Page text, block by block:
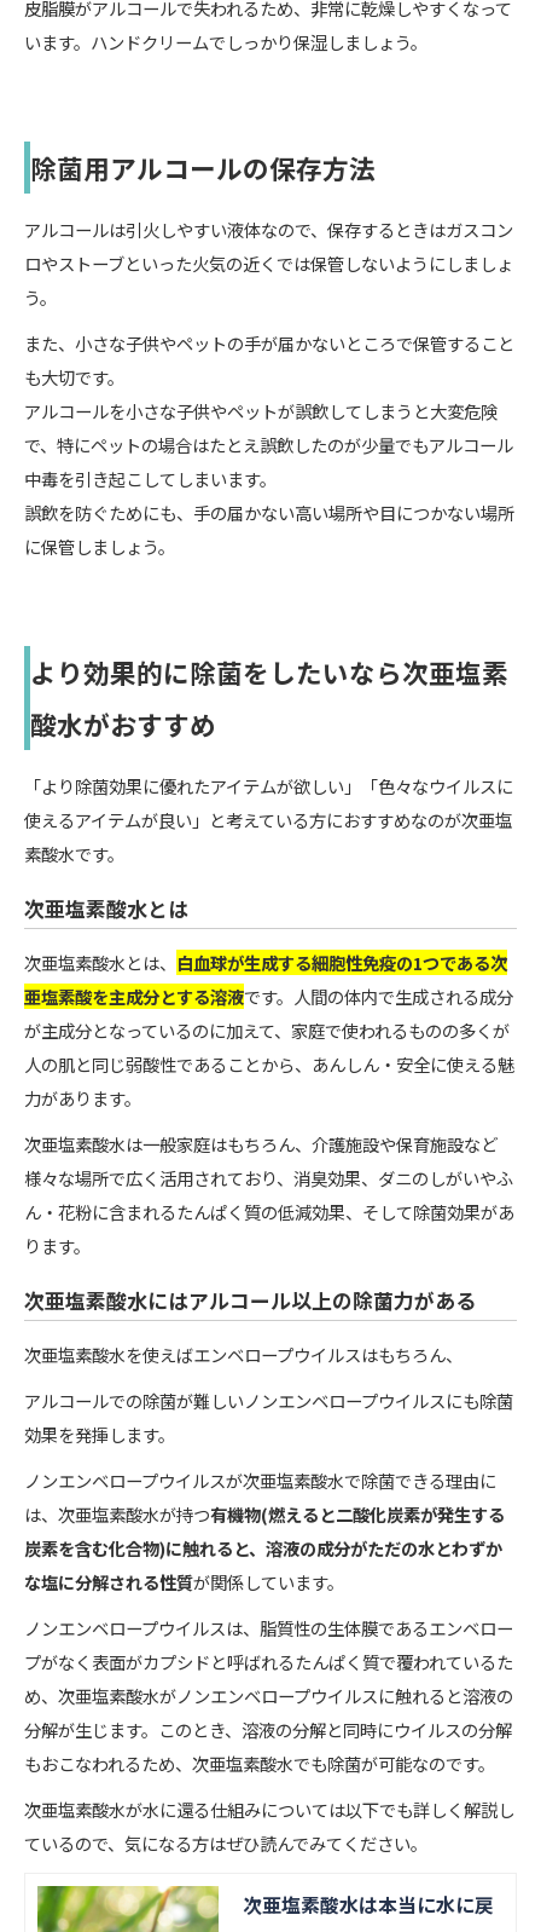
皮脂膜がアルコールで失われるため、非常に乾燥しやすくなって
います。ハンドクリームでしっかり保湿しましょう。
除菌用アルコールの保存方法
アルコールは引火しやすい液体なので、保存するときはガスコン
ロやストーブといった火気の近くでは保管しないようにしましょ
う。
また、小さな子供やペットの手が届かないところで保管すること
も大切です。
アルコールを小さな子供やペットが誤飲してしまうと大変危険
で、特にペットの場合はたとえ誤飲したのが少量でもアルコール
中毒を引き起こしてしまいます。
誤飲を防ぐためにも、手の届かない高い場所や目につかない場所
に保管しましょう。
より効果的に除菌をしたいなら次亜塩素
酸水がおすすめ
「より除菌効果に優れたアイテムが欲しい」「色々なウイルスに
使えるアイテムが良い」と考えている方におすすめなのが次亜塩
素酸水です。
次亜塩素酸水とは
次亜塩素酸水とは、 白血球が生成する細胞性免疫の1つである次
亜塩素酸を主成分とする溶液です。人間の体内で生成される成分
が主成分となっているのに加えて、家庭で使われるものの多くが
人の肌と同じ弱酸性であることから、あんしん・安全に使える魅
力があります。
次亜塩素酸水は一般家庭はもちろん、介護施設や保育施設など
様々な場所で広く活用されており、消臭効果、ダニのしがいやふ
ん・花粉に含まれるたんぱく質の低減効果、そして除菌効果があ
ります。
次亜塩素酸水にはアルコール以上の除菌力がある
次亜塩素酸水を使えばエンベロープウイルスはもちろん、
アルコールでの除菌が難しいノンエンベロープウイルスにも除菌
効果を発揮します。
ノンエンベロープウイルスが次亜塩素酸水で除菌できる理由に
は、次亜塩素酸水が持つ有機物(燃えると二酸化炭素が発生する
炭素を含む化合物)に触れると、溶液の成分がただの水とわずか
な塩に分解される性質が関係しています。
ノンエンベロープウイルスは、脂質性の生体膜であるエンベロー
プがなく表面がカプシドと呼ばれるたんぱく質で覆われているた
め、次亜塩素酸水がノンエンベロープウイルスに触れると溶液の
分解が生じます。このとき、溶液の分解と同時にウイルスの分解
もおこなわれるため、次亜塩素酸水でも除菌が可能なのです。
次亜塩素酸水が水に還る仕組みについては以下でも詳しく解説し
ているので、気になる方はぜひ読んでみてください。
次亜塩素酸水は本当に水に戻